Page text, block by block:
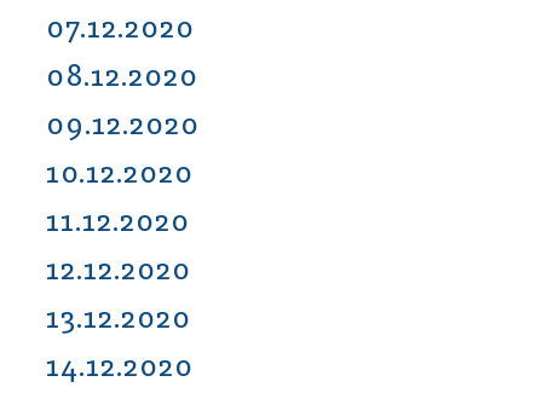
07.12.2020
08.12.2020
09.12.2020
10.12.2020
11.12.2020
12.12.2020
13.12.2020
14.12.2020